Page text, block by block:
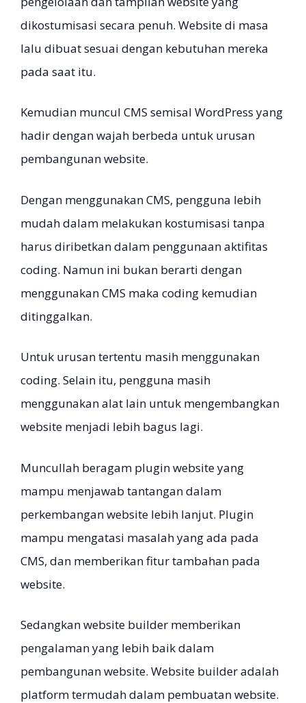
dikostumisasi secara penuh. Website di masa
lalu dibuat sesuai dengan kebutuhan mereka
pada saat itu.
Kemudian muncul CMS semisal WordPress yang
hadir dengan wajah berbeda untuk urusan
pembangunan website.
Dengan menggunakan CMS, pengguna lebih
mudah dalam melakukan kostumisasi tanpa
harus diribetkan dalam penggunaan aktifitas
coding. Namun ini bukan berarti dengan
menggunakan CMS maka coding kemudian
ditinggalkan.
Untuk urusan tertentu masih menggunakan
coding. Selain itu, pengguna masih
menggunakan alat lain untuk mengembangkan
website menjadi lebih bagus lagi.
Muncullah beragam plugin website yang
mampu menjawab tantangan dalam
perkembangan website lebih lanjut. Plugin
mampu mengatasi masalah yang ada pada
CMS, dan memberikan fitur tambahan pada
website.
Sedangkan website builder memberikan
pengalaman yang lebih baik dalam
pembangunan website. Website builder adalah
platform termudah dalam pembuatan website.